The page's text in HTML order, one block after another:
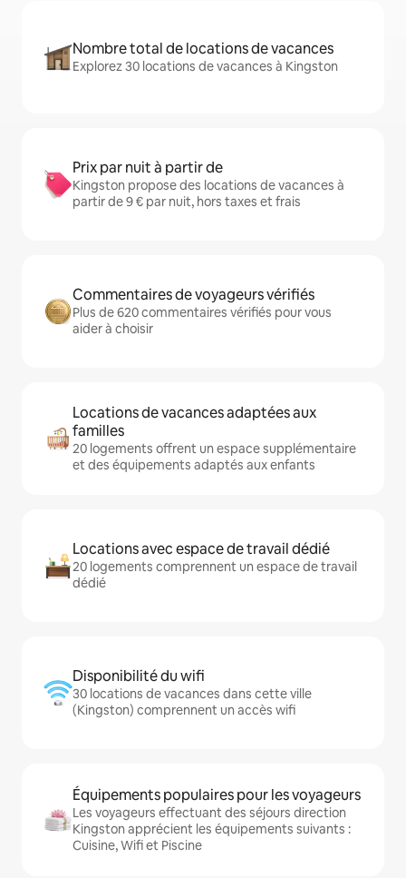
Nombre total de locations de vacances
Explorez 30 locations de vacances à Kingston
Prix par nuit à partir de
Kingston propose des locations de vacances à
partir de 9 € par nuit, hors taxes et frais
Commentaires de voyageurs vérifiés
Plus de 620 commentaires vérifiés pour vous
aider à choisir
Locations de vacances adaptées aux
familles
20 logements offrent un espace supplémentaire
et des équipements adaptés aux enfants
Locations avec espace de travail dédié
20 logements comprennent un espace de travail
dédié
Disponibilité du wifi
30 locations de vacances dans cette ville
(Kingston) comprennent un accès wifi
Équipements populaires pour les voyageurs
Les voyageurs effectuant des séjours direction
Kingston apprécient les équipements suivants :
Cuisine, Wifi et Piscine